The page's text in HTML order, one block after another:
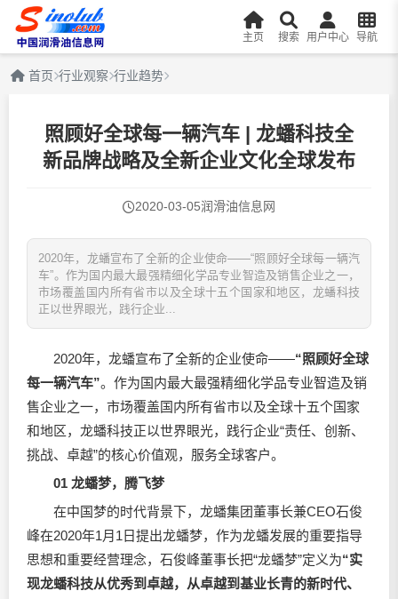
主页 搜索 用户中心 导航
首页 行业观察 行业趋势
照顾好全球每一辆汽车 | 龙蟠科技全
新品牌战略及全新企业文化全球发布
2020-03-05润滑油信息网
2020年，龙蟠宣布了全新的企业使命——“照顾好全球每一辆汽
车”。作为国内最大最强精细化学品专业智造及销售企业之一，
市场覆盖国内所有省市以及全球十五个国家和地区，龙蟠科技
正以世界眼光，践行企业...
2020年，龙蟠宣布了全新的企业使命——“照顾好全球
每一辆汽车”。作为国内最大最强精细化学品专业智造及销
售企业之一，市场覆盖国内所有省市以及全球十五个国家
和地区，龙蟠科技正以世界眼光，践行企业“责任、创新、
挑战、卓越”的核心价值观，服务全球客户。
01 龙蟠梦，腾飞梦
在中国梦的时代背景下，龙蟠集团董事长兼CEO石俊
峰在2020年1月1日提出龙蟠梦，作为龙蟠发展的重要指导
思想和重要经营理念，石俊峰董事长把“龙蟠梦”定义为“实
现龙蟠科技从优秀到卓越，从卓越到基业长青的新时代、